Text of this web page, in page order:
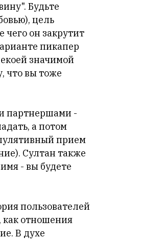
Будьте
цель
чего он закрутит
пикапер
значимой
что вы тоже
партнершами -
а потом
прием
Султан также
- вы будете
пользователей
как отношения
В духе